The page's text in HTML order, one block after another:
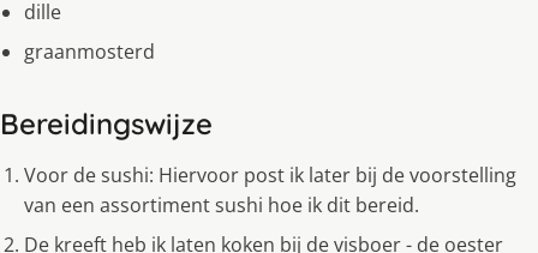
dille
graanmosterd
Bereidingswijze
Voor de sushi: Hiervoor post ik later bij de voorstelling
van een assortiment sushi hoe ik dit bereid.
De kreeft heb ik laten koken bij de visboer - de oester